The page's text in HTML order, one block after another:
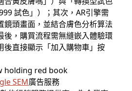
試色」）；其次，AR引擎需
鏡頭畫面，並結合膚色分析算法
後，購買流程需無縫嵌入體驗環
後直接顯示「加入購物車」按
SEM廣告服務